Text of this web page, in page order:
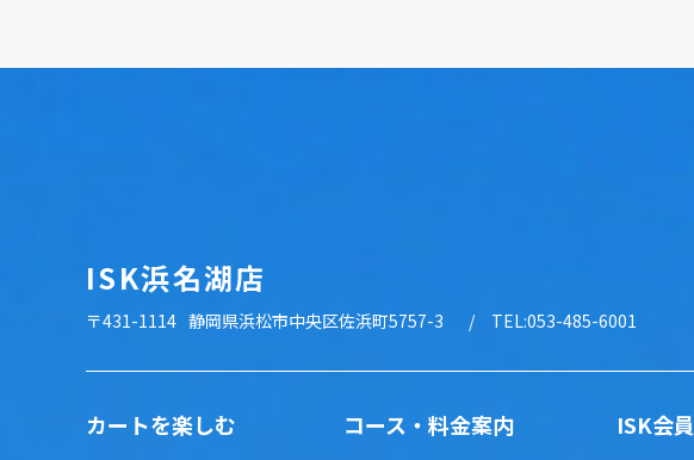
ISK浜名湖店
〒431-1114 静岡県浜松市中央区佐浜町5757-3 TEL:053-485-6001
カートを楽しむ コース・料金案内 ISK会員